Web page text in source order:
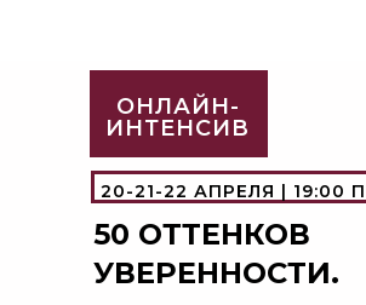
ОНЛАЙН-
ИНТЕНСИВ
50 ОТТЕНКОВ
УВЕРЕННОСТИ.
20-21-22 АПРЕЛЯ | 19:00